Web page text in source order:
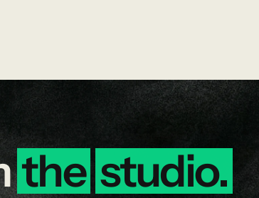
the studio.